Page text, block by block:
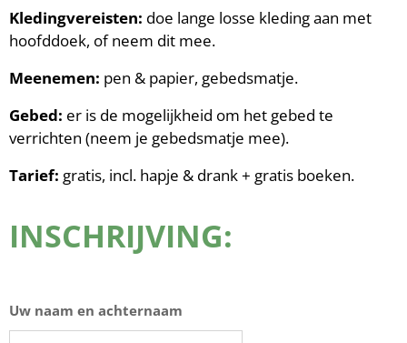
Kledingvereisten: doe lange losse kleding aan met
hoofddoek, of neem dit mee.
Meenemen: pen & papier, gebedsmatje.
Gebed: er is de mogelijkheid om het gebed te
verrichten (neem je gebedsmatje mee).
Tarief: gratis, incl. hapje & drank + gratis boeken.
INSCHRIJVING:
Uw naam en achternaam